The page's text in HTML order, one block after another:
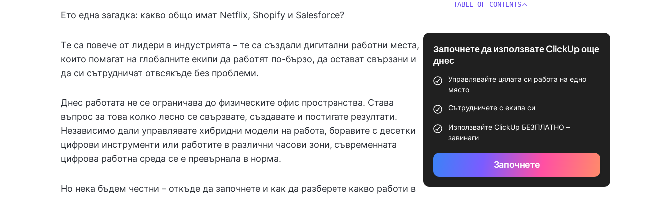
Ето една загадка: какво общо имат Netflix, Shopify и Salesforce?
Те са повече от лидери в индустрията – те са създали дигитални работни места,
които помагат на глобалните екипи да работят по-бързо, да остават свързани и
да си сътрудничат отвсякъде без проблеми.
Днес работата не се ограничава до физическите офис пространства. Става
въпрос за това колко лесно се свързвате, създавате и постигате резултати.
Независимо дали управлявате хибридни модели на работа, боравите с десетки
цифрови инструменти или работите в различни часови зони, съвременната
цифрова работна среда се е превърнала в норма.
Но нека бъдем честни – откъде да започнете и как да разберете какво работи в
TABLE OF CONTENTS
Започнете да използвате ClickUp още
днес
Управлявайте цялата си работа на едно
място
Сътрудничете с екипа си
Използвайте ClickUp БЕЗПЛАТНО –
завинаги
Започнете